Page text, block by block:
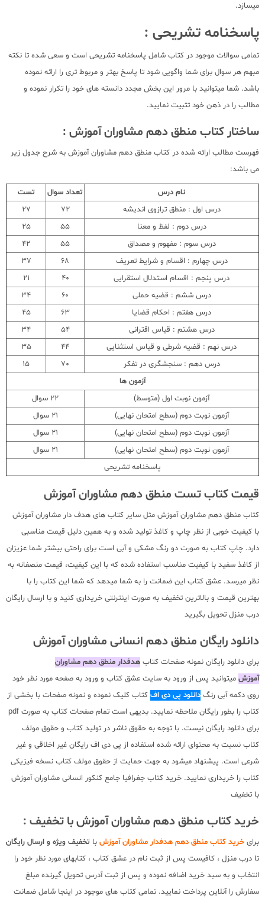
میسازد.
پاسخنامه تشریحی :
تمامی سوالات موجود در کتاب شامل پاسخنامه تشریحی است و سعی شده تا نکته
مبهم هر سوال برای شما واگویی شود تا پاسخ بهتر و مربوط تری را ارائه نموده
باشد. شما میتوانید با مرور این بخش مجدد دانسته های خود را تکرار نموده و
مطالب را در ذهن خود تثبیت نمایید.
ساختار کتاب منطق دهم مشاوران آموزش :
فهرست مطالب ارائه شده در کتاب منطق دهم مشاوران آموزش به شرح جدول زیر
می باشد:
نام درس تعداد سوال
تست
درس اول : منطق ترازوی اندیشه
72
27
درس دوم : لفظ و معنا
55
25
درس سوم : مفهوم و مصداق
55
42
درس چهارم : اقسام و شرایط تعریف
68
37
درس پنجم : اقسام استدلال استقرایی
40
21
درس ششم : قضیه حملی
60
34
درس هفتم : احکام قضایا
63
45
درس هشتم : قیاس اقترانی
54
34
درس نهم : قضیه شرطی و قیاس استثنایی
44
35
درس دهم : سنجشگری در تفکر
70
15
آزمون ها
آزمون نوبت اول (متوسط)
22 سوال
آزمون نوبت دوم (سطح امتحان نهایی)
21 سوال
آزمون نوبت دوم (سطح امتحان نهایی)
21 سوال
آزمون نوبت دوم (سطح امتحان نهایی)
21 سوال
پاسخنامه تشریحی
قیمت کتاب تست منطق دهم مشاوران آموزش
کتاب منطق دهم مشاوران آموزش مثل سایر کتاب های هدف دار مشاوران آموزش
با کیفیت خوبی از نظر چاپ و کاغذ تولید شده و به همین دلیل قیمت مناسبی
دارد. چاپ کتاب به صورت دو رنگ مشکی و آبی است برای راحتی بیشتر شما عزیزان
از کاغذ سفید با کیفیت مناسب استفاده شده که با این کیفیت، قیمت منصفانه به
نظر میرسد. عشق کتاب این ضمانت را به شما میدهد که شما این کتاب را با
بهترین قیمت و بالاترین تخفیف به صورت اینترنتی خریداری کنید و با ارسال رایگان
درب منزل تحویل بگیرید
دانلود رایگان منطق دهم انسانی مشاوران آموزش
برای دانلود رایگان نمونه صفحات کتاب هدفدار منطق دهم مشاوران
آموزش میتوانید پس از ورود به سایت عشق کتاب و ورود به صفحه مورد نظر خود
روی دکمه آبی رنگ دانلود پی دی اف کتاب کلیک نموده و نمونه صفحات با بخشی از
کتاب را بطور رایگان ملاحظه نمایید. بدیهی است تمام صفحات کتاب به صورت pdf
برای دانلود رایگان نیست. با توجه به حقوق ناشر در تولید کتاب و حقوق مولف
کتاب نسبت به محتوای ارائه شده استفاده از پی دی اف رایگان غیر اخلاقی و غیر
شرعی است. پیشنهاد میشود به جهت حمایت از حقوق مولف کتاب نسخه فیزیکی
کتاب را خریداری نمایید. خرید کتاب جغرافیا جامع کنکور انسانی مشاوران آموزش
با تخفیف
خرید کتاب منطق دهم مشاوران آموزش با تخفیف :
برای خرید کتاب منطق دهم هدفدار مشاوران آموزش با تخفیف ویژه و ارسال رایگان
تا درب منزل ، کافیست پس از ثبت نام در عشق کتاب ، کتابهای مورد نظر خود را
انتخاب و به سبد خرید اضافه نموده و پس از ثبت آدرس تحویل گیرنده مبلغ
سفارش را آنلاین پرداخت نمایید. تمامی کتاب های موجود در اینجا شامل ضمانت